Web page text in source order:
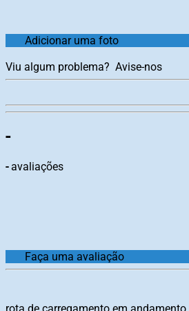
Adicionar uma foto
Viu algum problema? Avise-nos
-
-avaliações
Faça uma avaliação